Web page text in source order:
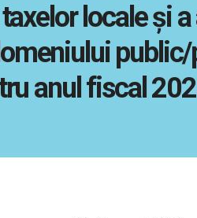
locale şi
anul fiscal